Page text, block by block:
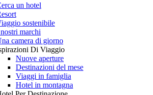
un hotel
sostenibile
marchi
camera di giorno
Di Viaggio
Nuove aperture
Destinazioni del mese
Viaggi in famiglia
Hotel in montagna